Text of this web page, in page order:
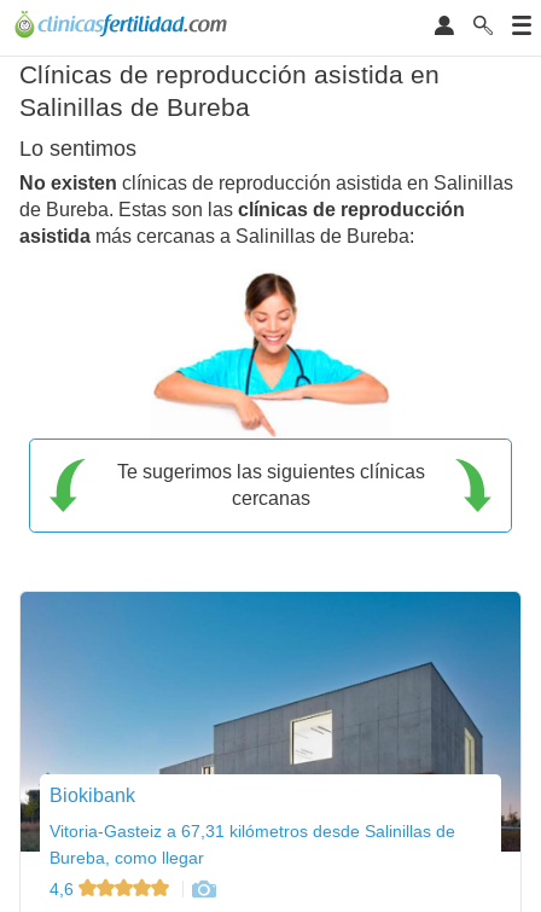
Clínicas de reproducción asistida en
Salinillas de Bureba
Lo sentimos
No existen clínicas de reproducción asistida en Salinillas
de Bureba. Estas son las clínicas de reproducción
asistida más cercanas a Salinillas de Bureba:
Te sugerimos las siguientes clínicas
cercanas
Biokibank
Vitoria-Gasteiz a 67,31 kilómetros desde Salinillas de
Bureba, como llegar
4,6